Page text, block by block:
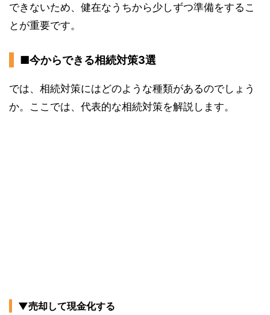
できないため、健在なうちから少しずつ準備をするこ
とが重要です。
■今からできる相続対策3選
では、相続対策にはどのような種類があるのでしょう
か。ここでは、代表的な相続対策を解説します。
▼売却して現金化する